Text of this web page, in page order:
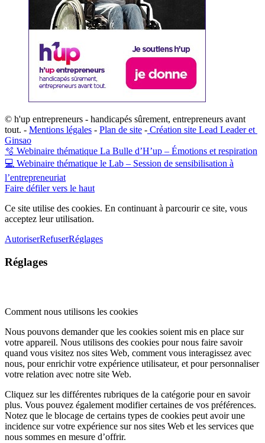
© h'up entrepreneurs - handicapés sûrement, entrepreneurs avant
tout. - Mentions légales - Plan de site - ​Création site ​​Lead Leader​ et ​
G​insao
🫧 Webinaire thématique La Bulle d’H’up – Émotions et respiration
💻 Webinaire thématique le Lab – Session de sensibilisation à
l’entrepreneuriat
Faire défiler vers le haut
Ce site utilise des cookies. En continuant à parcourir ce site, vous
acceptez leur utilisation.
AutoriserRefuserRéglages
Réglages
Comment nous utilisons les cookies
Nous pouvons demander que les cookies soient mis en place sur
votre appareil. Nous utilisons des cookies pour nous faire savoir
quand vous visitez nos sites Web, comment vous interagissez avec
nous, pour enrichir votre expérience utilisateur, et pour personnaliser
votre relation avec notre site Web.
Cliquez sur les différentes rubriques de la catégorie pour en savoir
plus. Vous pouvez également modifier certaines de vos préférences.
Notez que le blocage de certains types de cookies peut avoir une
incidence sur votre expérience sur nos sites Web et les services que
nous sommes en mesure d’offrir.